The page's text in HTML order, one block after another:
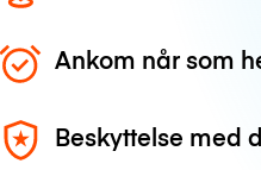
Ankom når som
Beskyttelse